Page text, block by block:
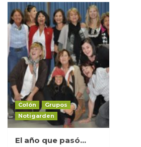
Colón
Grupos
Notigarden
El año que pasó…